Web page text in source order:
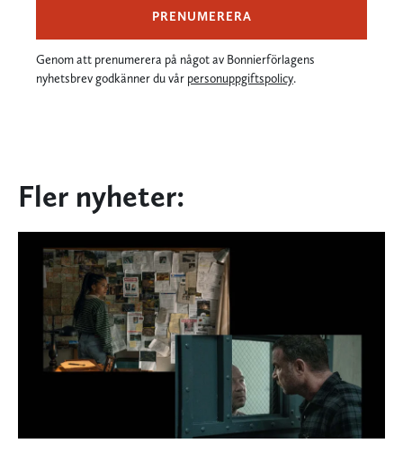
PRENUMERERA
Genom att prenumerera på något av Bonnierförlagens
nyhetsbrev godkänner du vår personuppgiftspolicy.
Fler nyheter: